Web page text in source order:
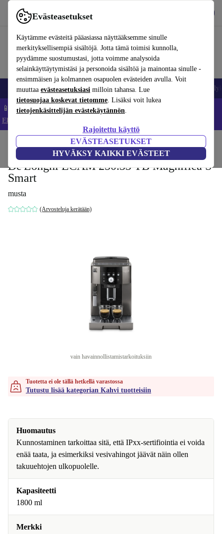
Evästeasetukset
Käytämme evästeitä pääasiassa näyttääksemme sinulle
merkityksellisempiä sisältöjä. Jotta tämä toimisi kunnolla,
pyydämme suostumustasi, jotta voimme analysoida
selainkäyttäytymistäsi ja personoida sisältöä ja mainontaa sinulle -
ensimmäisen ja kolmannen osapuolen evästeiden avulla. Voit
muuttaa evästeasetuksiasi milloin tahansa. Lue
tietosuojaa koskevat tietomme. Lisäksi voit lukea
tietojenkäsittelijän evästekäytännön.
Rajoitettu käyttö
EVÄSTEASETUKSET
HYVÄKSY KAIKKI EVÄSTEET
Käytä refurbed-palvelua nopeasti ja helposti
Matkapuhelimet ja älypuhelimet Kannettavat tietokoneet
📱 Säästä 5 % LISÄÄ iPhoneista – Koodi: IPHONEDEAL –
Ehdot ja säännöt
Juomat Kahvi
De'Longhi ECAM 250.33 TB Magnifica S
Smart
musta
(Arvosteluja kerätään)
vain havainnollistamistarkoituksiin
Tuotetta ei ole tällä hetkellä varastossa
Tutustu lisää kategorian Kahvi tuotteisiin
Huomautus
Kunnostaminen tarkoittaa sitä, että IPxx-sertifiointia ei voida
enää taata, ja esimerkiksi vesivahingot jäävät näin ollen
takuuehtojen ulkopuolelle.
Kapasiteetti
1800 ml
Merkki